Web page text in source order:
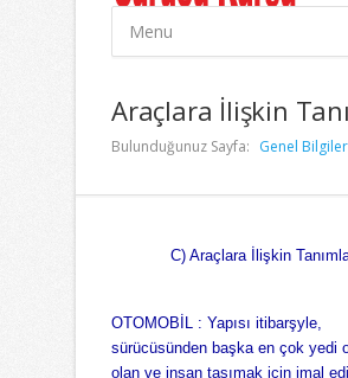
Araçlara İlişkin
Bulunduğunuz Sayfa: Genel Bilgiler
C) Araçlara İlişkin
OTOMOBİL : Yapısı itibarşyle,
sürücüsünden başka en çok yedi
olan ve insan taşımak için imal